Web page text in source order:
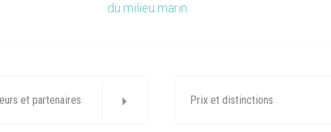
du milieu marin.
et partenaires Prix et distinctions